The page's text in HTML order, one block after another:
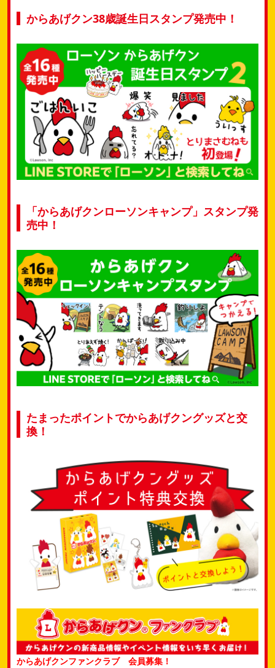
からあげクン38歳誕生日スタンプ発売中！
「からあげクンローソンキャンプ」スタンプ発
売中！
たまったポイントでからあげクングッズと交
換！
からあげクンファンクラブ 会員募集！